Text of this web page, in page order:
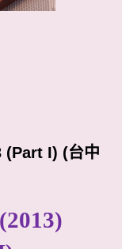
(Part I) (台中
(2013)